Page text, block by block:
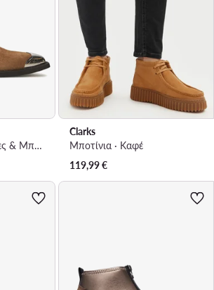
Καουμπόικες Μπότες & Μποτάκια · Καφέ
Clarks
Μποτίνια · Καφέ
119,99€